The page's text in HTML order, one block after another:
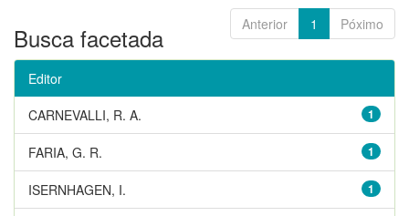
Anterior 1 Póximo
Busca facetada
Editor
1
CARNEVALLI, R. A.
1
FARIA, G. R.
1
ISERNHAGEN, I.